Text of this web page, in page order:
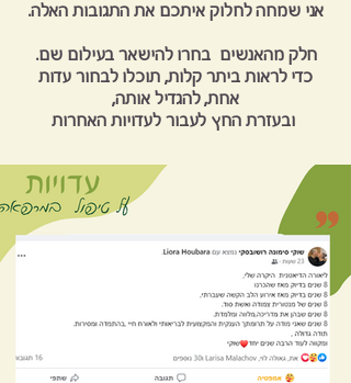
אני שמחה לחלוק איתכם את התגובות האלה.
חלק מהאנשים בחרו להישאר בעילום שם.
כדי לראות ביתר קלות, תוכלו לבחור עדות
אחת, להגדיל אותה,
ובעזרת החץ לעבור לעדויות האחרות